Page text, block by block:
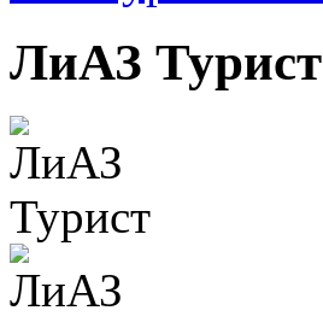
ЛиАЗ Турист